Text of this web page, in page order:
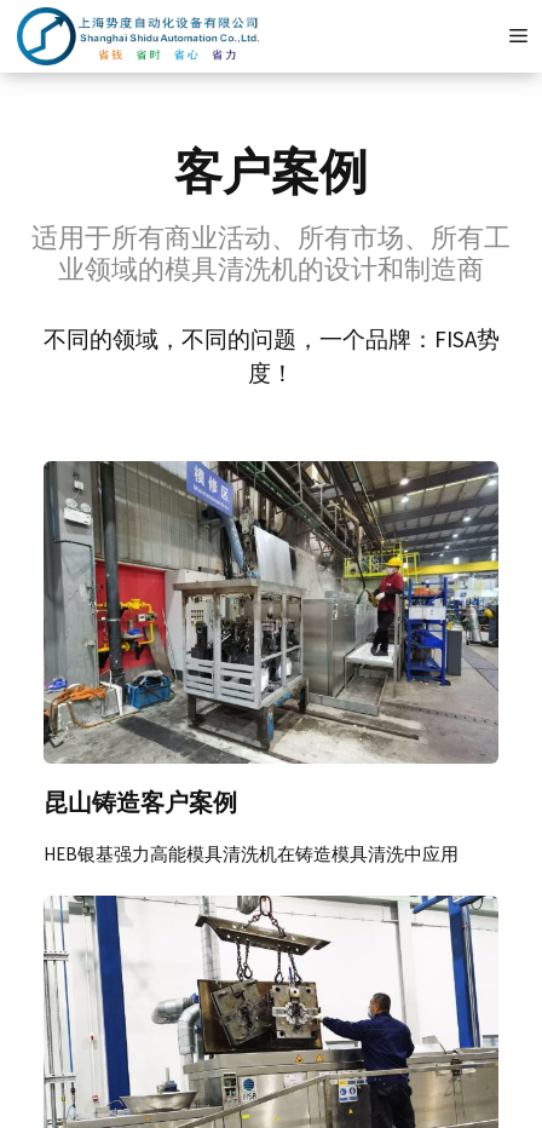
Skip
to
content
客户案例
适用于所有商业活动、所有市场、所有工
业领域的模具清洗机的设计和制造商
不同的领域，不同的问题，一个品牌：FISA势
度！
昆山铸造客户案例
HEB银基强力高能模具清洗机在铸造模具清洗中应用